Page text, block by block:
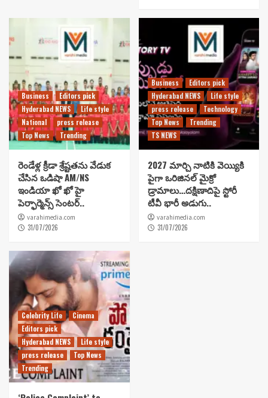
Business
Editors pick
Hyderabad NEWS
Life style
National
press release
Top News
Trending
రెండేళ్ల క్రీడా శ్రేష్టతను వేడుక
చేసిన ఒడిషా AM/NS
ఇండియా ఖో ఖో హై
పెర్ఫార్మెన్స్ సెంటర్..
varahimedia.com
31/07/2026
Business
Editors pick
Hyderabad NEWS
Life style
press release
Technology
Top News
Trending
TS NEWS
2027 మార్చి నాటికి వెయ్యికి
పైగా ఒరిజినల్ మైక్రో
డ్రామాలు…దక్షిణాదిపై స్టోరీ
టీవీ భారీ అడుగు..
varahimedia.com
31/07/2026
Celebrity Life
Cinema
Editors pick
Hyderabad NEWS
Life style
press release
Top News
Trending